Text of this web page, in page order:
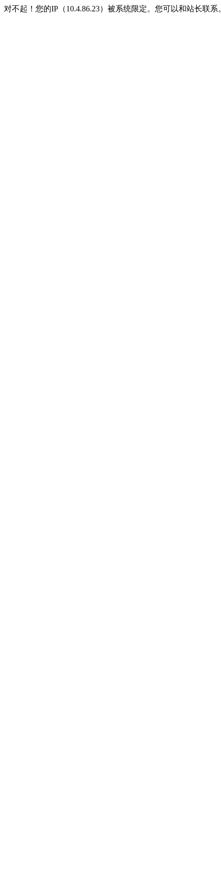
对不起！您的IP（10.4.86.23）被系统限定。您可以和站长联系